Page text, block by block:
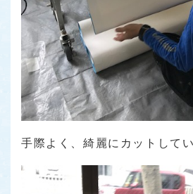
手際よく、綺麗にカットして